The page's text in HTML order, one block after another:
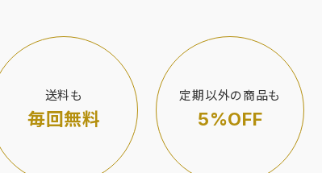
送料も
毎回無料
定期以外の商品も
5%OFF